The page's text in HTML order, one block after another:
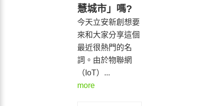
慧城市」嗎?
今天立安新創想要
來和大家分享這個
最近很熱門的名
詞。由於物聯網
（IoT）...
more